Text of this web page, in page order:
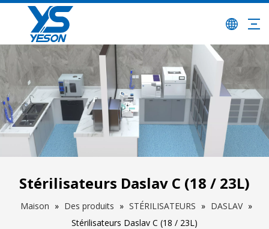
Stérilisateurs Daslav C (18 / 23L)
Maison » Des produits » STÉRILISATEURS » DASLAV »
Stérilisateurs Daslav C (18 / 23L)